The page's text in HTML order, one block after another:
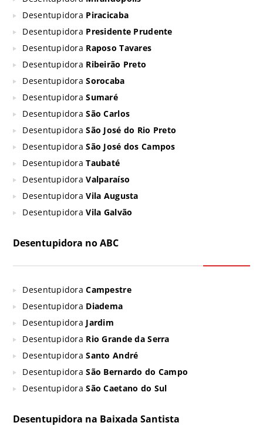
Desentupidora Piracicaba
Desentupidora Presidente Prudente
Desentupidora Raposo Tavares
Desentupidora Ribeirão Preto
DesentupidoraSorocaba
DesentupidoraSumaré
DesentupidoraSão Carlos
DesentupidoraSão José do Rio Preto
DesentupidoraSão José dos Campos
DesentupidoraTaubaté
DesentupidoraValparaíso
DesentupidoraVila Augusta
DesentupidoraVila Galvão
Desentupidora no ABC
DesentupidoraCampestre
Desentupidora Diadema
Desentupidora Jardim
Desentupidora Rio Grande da Serra
DesentupidoraSanto André
DesentupidoraSão Bernardo do Campo
DesentupidoraSão Caetano do Sul
Desentupidora na Baixada Santista